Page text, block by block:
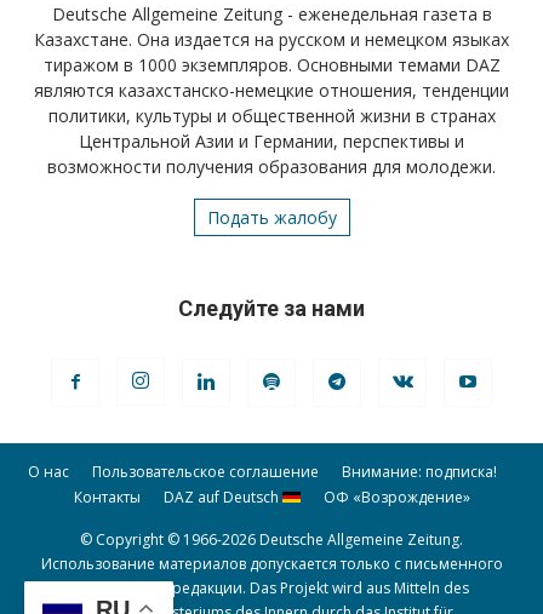
Deutsche Allgemeine Zeitung - еженедельная газета в
Казахстане. Она издается на русском и немецком языках
тиражом в 1000 экземпляров. Основными темами DAZ
являются казахстанско-немецкие отношения, тенденции
политики, культуры и общественной жизни в странах
Центральной Азии и Германии, перспективы и
возможности получения образования для молодежи.
Подать жалобу
Следуйте за нами
О нас Пользовательское соглашение
Внимание: подписка!
Контакты
DAZ auf Deutsch ОФ «Возрождение»
© Copyright © 1966-2026 Deutsche Allgemeine Zeitung.
Использование материалов допускается только с письменного
разрешения редакции. Das Projekt wird aus Mitteln des